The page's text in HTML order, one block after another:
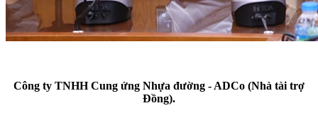
Công ty TNHH Cung ứng Nhựa đường - ADCo (Nhà tài trợ
Đồng).